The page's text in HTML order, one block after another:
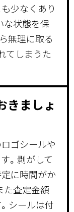
少なくあり
な状態を保
無理に取る
てしまうた
きましょ
ゴシールや
。剥がして
に時間がか
た査定金額
シールは付